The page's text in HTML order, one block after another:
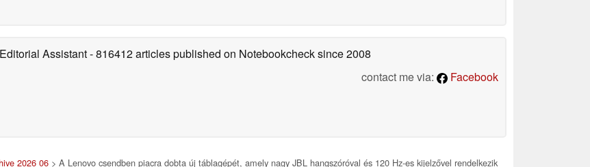
Assistant- 816412 articles published on Notebookchecksince 2008
contact me via:
Facebook
2026 06 > A Lenovo csendben piacra dobta új táblagépét, amely nagy JBL hangszóróval és 120 Hz-es kijelzővel rendelkezik